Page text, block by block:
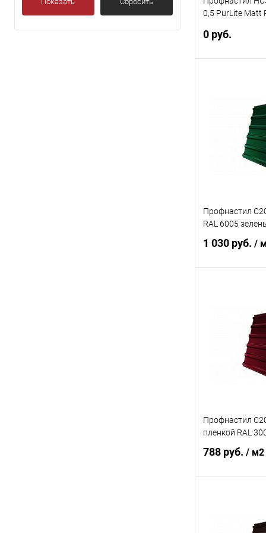
0,5 PurLite Matt
0 руб.
Купить в 1
В избранное
Профнастил
RAL 6005
1 030 руб. /
Купить в 1
В избранное
Профнастил
пленкой RAL
788 руб. / м2